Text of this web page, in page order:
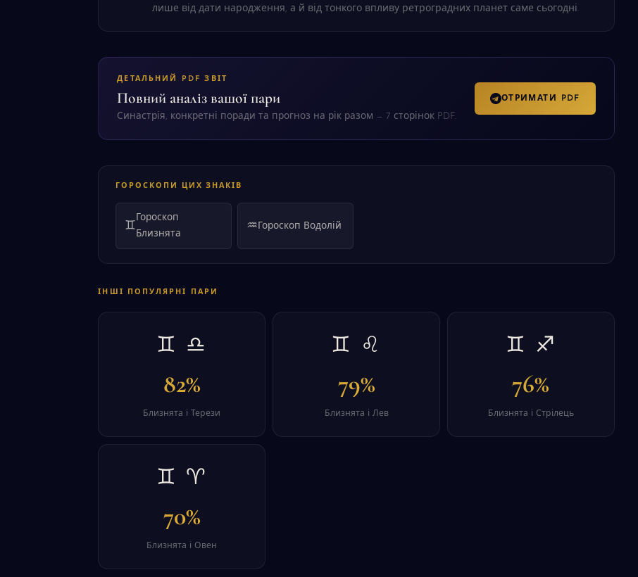
лише від дати народження, а й від тонкого впливу ретроградних планет саме сьогодні.
ДЕТАЛЬНИЙ PDF ЗВІТ
Повний аналіз вашої пари
Синастрія, конкретні поради та прогноз на рік разом — 7 сторінок PDF.
ОТРИМАТИ PDF
ГОРОСКОПИ ЦИХ ЗНАКІВ
♊
Гороскоп
Близнята
♒ Гороскоп Водолій
ІНШІ ПОПУЛЯРНІ ПАРИ
♊ ♎
82%
Близнята і Терези
♊ ♌
79%
Близнята і Лев
♊ ♐
76%
Близнята і Стрілець
♊ ♈
70%
Близнята і Овен